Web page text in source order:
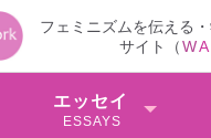
フェミニズムを伝える
サイト（WA
エッセイ
ESSAYS